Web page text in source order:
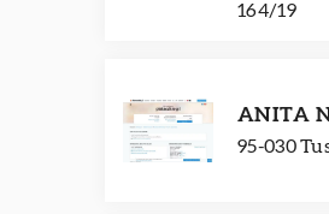
164/19
ANITA
95-030